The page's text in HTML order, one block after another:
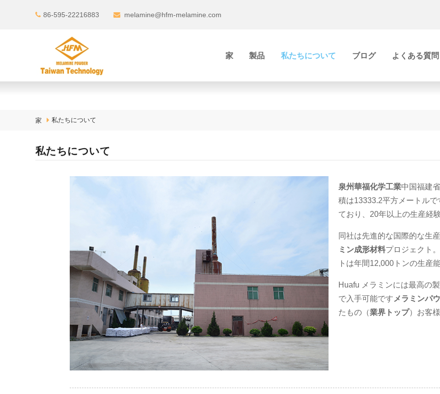
86-595-22216883 melamine@hfm-melamine.com
家 製品 私たちについて ブログ よくある質問
家 私たちについて
私たちについて
泉州華福化学工業中国福建
積は13333.2平方メートルで
ており、20年以上の生産経
同社は先進的な国際的な生
ミン成形材料プロジェクト
トは年間12,000トンの生産
Huafu メラミンには最高の
で入手可能です メラミンパ
たもの（業界トップ）お客